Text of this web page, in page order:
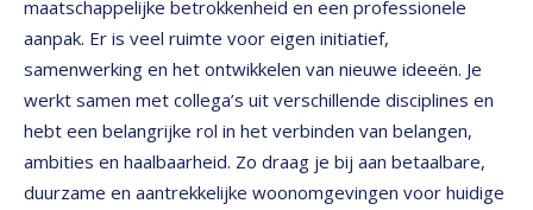
maatschappelijke betrokkenheid en een professionele
aanpak. Er is veel ruimte voor eigen initiatief,
samenwerking en het ontwikkelen van nieuwe ideeën. Je
werkt samen met collega’s uit verschillende disciplines en
hebt een belangrijke rol in het verbinden van belangen,
ambities en haalbaarheid. Zo draag je bij aan betaalbare,
duurzame en aantrekkelijke woonomgevingen voor huidige